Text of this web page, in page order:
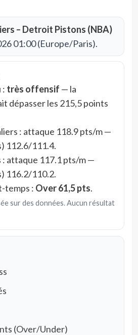
– Detroit Pistons (NBA)
01:00 (Europe/Paris).
: très offensif — la
dépasser les 215,5 points
: attaque 118.9 pts/m —
112.6/111.4.
attaque 117.1 pts/m —
116.2/110.2.
temps : Over 61,5 pts.
sur des données. Aucun résultat
(Over/Under)